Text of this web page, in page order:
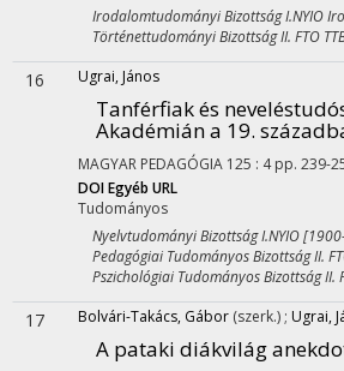
Irodalomtudományi Bizottság I.NYIO
Történettudományi Bizottság II. FTO
16 Ugrai, János
Tanférfiak és
Akadémián a 19.
MAGYAR PEDAGÓGIA 125 : 4 pp. 239-
DOIEgyéb URL
Tudományos
Nyelvtudományi Bizottság I.NYIO
Pedagógiai Tudományos Bizottság II.
Pszichológiai Tudományos Bizottság II.
17 Bolvári-Takács, Gábor (szerk.) ; Ugrai,
A pataki diákvilág